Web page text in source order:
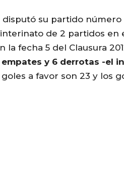
disputó su partido número
de 2 partidos en
la fecha 5 del Clausura
y 6 derrotas -el
goles a favor son 23 y los